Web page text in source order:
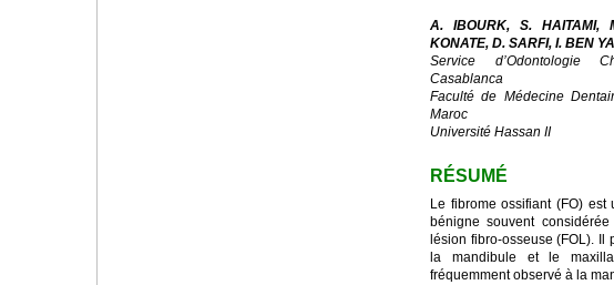
A. IBOURK, S. HAITAMI,
KONATE, D. SARFI, I. BEN
Service d’Odontologie
Casablanca
Faculté de Médecine
Maroc
Université Hassan II
RÉSUMÉ
Le fibrome ossifiant (FO) est
bénigne souvent
lésion fibro-osseuse (FOL). Il
la mandibule et le
fréquemment observé à la